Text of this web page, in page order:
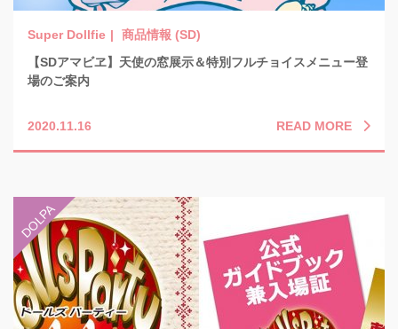
商品情報 (SD)
【SDアマビヱ】天使の窓展示＆特別フルチョイスメニュー登
場のご案内
2020.11.16 READ MORE